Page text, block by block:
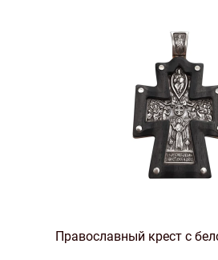
Православный крест с